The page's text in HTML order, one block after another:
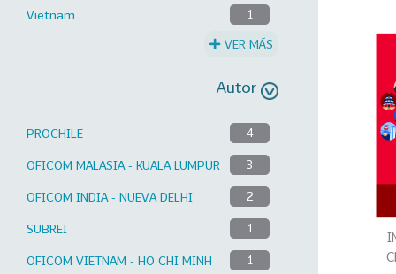
Vietnam 1
VER MÁS
Autor
PROCHILE 4
OFICOM MALASIA - KUALA LUMPUR 3
OFICOM INDIA - NUEVA DELHI 2
SUBREI 1
OFICOM VIETNAM - HO CHI MINH 1